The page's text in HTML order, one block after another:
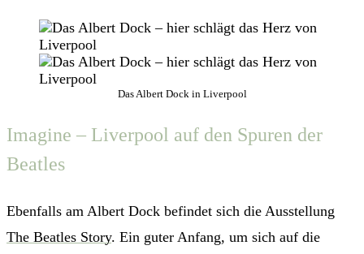
Das Albert Dock in Liverpool
Imagine – Liverpool auf den Spuren der
Beatles
Ebenfalls am Albert Dock befindet sich die Ausstellung
The Beatles Story. Ein guter Anfang, um sich auf die